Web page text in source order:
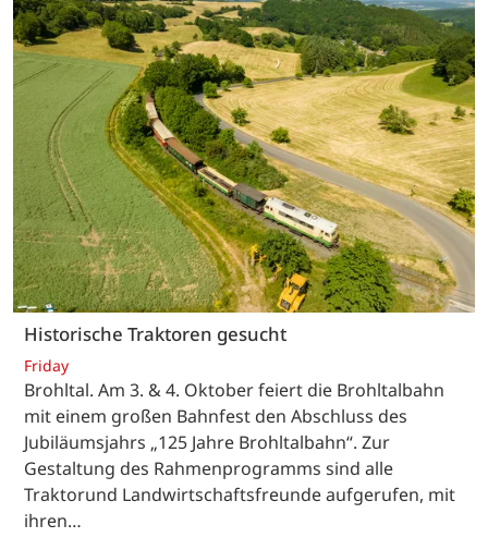
Historische Traktoren gesucht
Friday
Brohltal. Am 3. & 4. Oktober feiert die Brohltalbahn
mit einem großen Bahnfest den Abschluss des
Jubiläumsjahrs „125 Jahre Brohltalbahn“. Zur
Gestaltung des Rahmenprogramms sind alle
Traktorund Landwirtschaftsfreunde aufgerufen, mit
ihren…